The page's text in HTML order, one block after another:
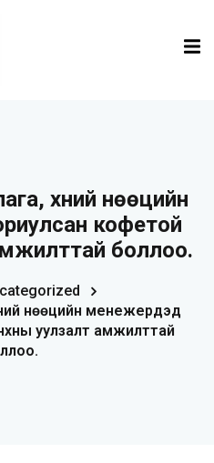
хүний нөөцийн
кофетой
боллоо.
нөөцийн менежерүүдэд
уулзалт амжилттай
Lost your password?